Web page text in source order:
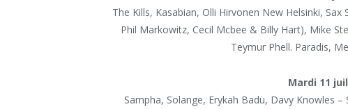
The Kills, Kasabian, Olli Hirvonen New Helsinki,
Phil Markowitz, Cecil Mcbee & Billy Hart), Mike
Teymur Phell. Paradis,
Mardi 11
Sampha, Solange, Erykah Badu, Davy Knowles –